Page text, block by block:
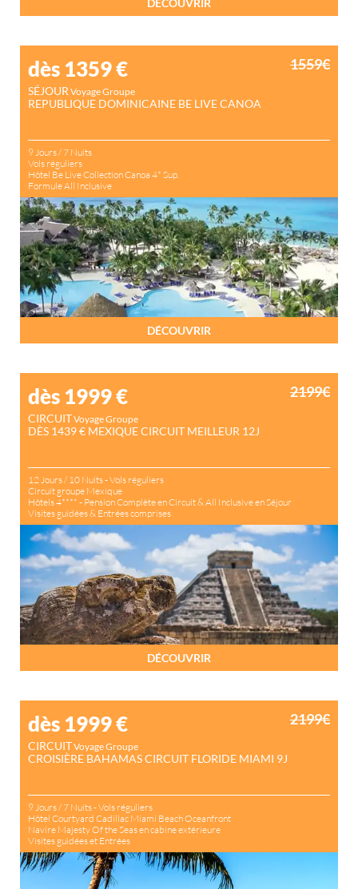
DÉCOUVRIR
dès 1359€
SÉJOUR Voyage Groupe
REPUBLIQUE DOMINICAINE BE LIVE CANOA
9 Jours / 7 Nuits
Vols réguliers
Hôtel Be Live Collection Canoa 4* Sup.
Formule All Inclusive
DÉCOUVRIR
1559€
dès 1999€
CIRCUITVoyage Groupe
DÈS 1439 € MEXIQUE CIRCUIT MEILLEUR 12J
12 Jours / 10 Nuits - Vols réguliers
Circuit groupe Mexique
Hôtels 4**** - Pension Complète en Circuit & All Inclusive en Séjour
Visites guidées & Entrées comprises
DÉCOUVRIR
2199€
dès 1999€
CIRCUITVoyage Groupe
CROISIÈRE BAHAMAS CIRCUIT FLORIDE MIAMI 9J
9 Jours / 7 Nuits - Vols réguliers
Hôtel Courtyard Cadillac Miami Beach Oceanfront
Navire Majesty Of the Seas en cabine extérieure
Visites guidées et Entrées
2199€